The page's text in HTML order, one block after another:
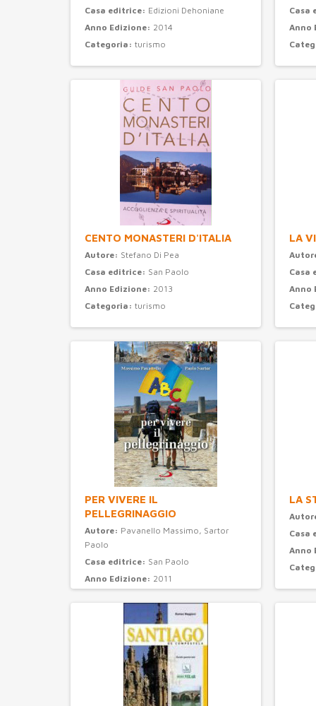
Casa editrice: Edizioni Dehoniane
Anno Edizione: 2014
Categoria: turismo
Casa
Anno
CENTO MONASTERI D'ITALIA
Autore: Stefano Di Pea
Casa editrice: San Paolo
Anno Edizione: 2013
Categoria: turismo
LA
Casa
Anno
PER VIVERE IL
PELLEGRINAGGIO
Autore: Pavanello Massimo, Sartor
Paolo
Casa editrice: San Paolo
Anno Edizione: 2011
LA
Casa
Anno